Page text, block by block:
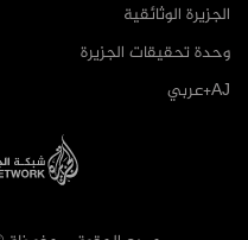
الجزيرة الوثائقية
وحدة تحقيقات الجزيرة
AJ+عربي